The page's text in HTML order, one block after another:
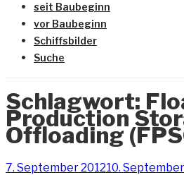
seit Baubeginn
vor Baubeginn
Schiffsbilder
Suche
Schlagwort:
Production
Offloading
Veröffentlicht
7. September 201210.